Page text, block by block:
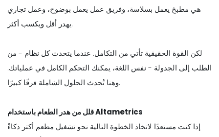
هي مطبخ يعمل بسلاسة، وفريق عمل يعمل بوضوح، وعمل تجاري
يهدر أقل ويكسب أكثر.
لكن القوة الحقيقية تأتي من التكامل. عندما يتحدث كل نظام - من
الطلب إلى الجدولة - نفس اللغة، يمكنك التحكم الكامل في عملياتك.
وهنا تُحدث الحلول الشاملة فرقًا كبيرًا.
قلل من هدر الطعام باستخدام Altametrics
إذا كنت مستعدًا لاتخاذ الخطوة التالية نحو تشغيل مطعم أكثر ذكاءً